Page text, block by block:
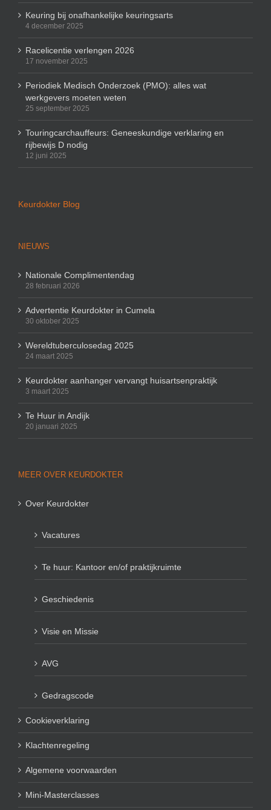
Keuring bij onafhankelijke keuringsarts
4 december 2025
Racelicentie verlengen 2026
17 november 2025
Periodiek Medisch Onderzoek (PMO): alles wat
werkgevers moeten weten
25 september 2025
Touringcarchauffeurs: Geneeskundige verklaring en
rijbewijs D nodig
12 juni 2025
Keurdokter Blog
NIEUWS
Nationale Complimentendag
28 februari 2026
Advertentie Keurdokter in Cumela
30 oktober 2025
Wereldtuberculosedag 2025
24 maart 2025
Keurdokter aanhanger vervangt huisartsenpraktijk
3 maart 2025
Te Huur in Andijk
20 januari 2025
MEER OVER KEURDOKTER
Over Keurdokter
Vacatures
Te huur: Kantoor en/of praktijkruimte
Geschiedenis
Visie en Missie
AVG
Gedragscode
Cookieverklaring
Klachtenregeling
Algemene voorwaarden
Mini-Masterclasses